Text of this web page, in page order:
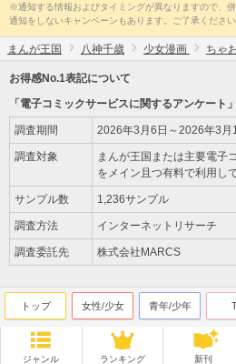
※通知する情報およびタイミングが異なりますので、
通知をしないキャンペーンもあります。ご了承ください
まんが王国 八神千歳 少女漫画 ちゃ
お得感No.1表記について
「電子コミックサービスに関するアンケート」
調査期間 2026年3月6日～2026年3月
調査対象
まんが王国または主要電子
をメイン且つ有料で利用し
サンプル数 1,236サンプル
調査方法 インターネットリサーチ
調査委託先 株式会社MARCS
トップ 女性/少女 青年/少年
ジャンル ランキング 新刊